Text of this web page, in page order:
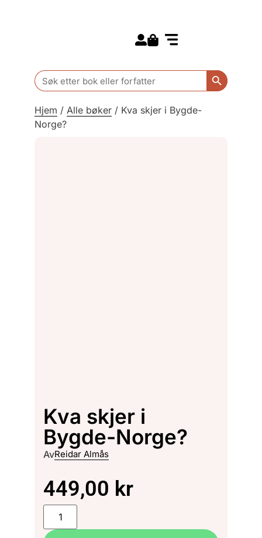
Search
for:
Search
Hjem / Alle bøker / Kva skjer i Bygde-
Norge?
Kva skjer i
Bygde-Norge?
AvReidar Almås
449,00 kr